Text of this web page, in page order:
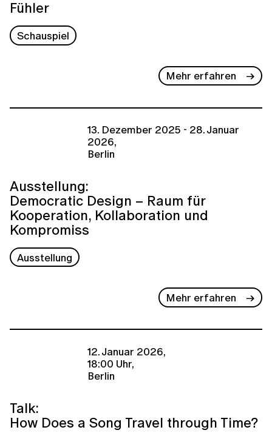
Fühler
Schauspiel
Mehr erfahren
13. Dezember 2025 - 28. Januar
2026,
Berlin
Ausstellung:
Democratic Design – Raum für
Kooperation, Kollaboration und
Kompromiss
Ausstellung
Mehr erfahren
12. Januar 2026,
18:00 Uhr,
Berlin
Talk:
How Does a Song Travel through Time?